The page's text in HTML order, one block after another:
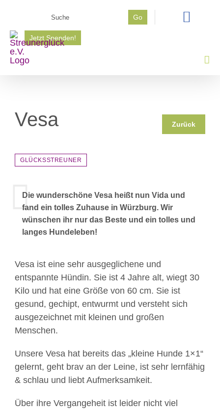
springen
Go
Jetzt Spenden!
Vesa Zurück
GLÜCKSSTREUNER
Die wunderschöne Vesa heißt nun Vida und
fand ein tolles Zuhause in Würzburg. Wir
wünschen ihr nur das Beste und ein tolles und
langes Hundeleben!
Vesa ist eine sehr ausgeglichene und
entspannte Hündin. Sie ist 4 Jahre alt, wiegt 30
Kilo und hat eine Größe von 60 cm. Sie ist
gesund, gechipt, entwurmt und versteht sich
ausgezeichnet mit kleinen und großen
Menschen.
Unsere Vesa hat bereits das „kleine Hunde 1×1“
gelernt, geht brav an der Leine, ist sehr lernfähig
& schlau und liebt Aufmerksamkeit.
Über ihre Vergangeheit ist leider nicht viel